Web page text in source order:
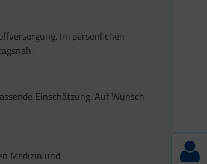
Im persönlichen
Einschätzung. Auf Wunsch
Medizin und